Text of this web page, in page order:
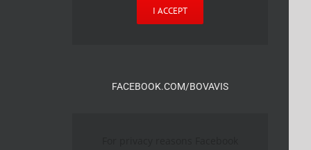
I ACCEPT
FACEBOOK.COM/BOVAVIS